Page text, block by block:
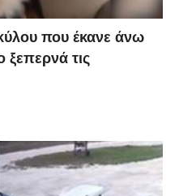
που έκανε άνω
ξεπερνά τις